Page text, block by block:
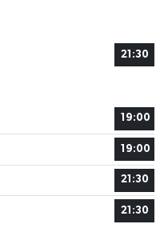
21:30
19:00
19:00
21:30
21:30